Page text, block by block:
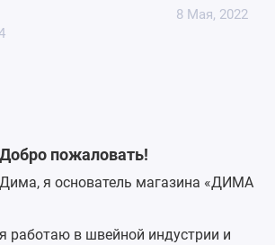
8 Мая, 2022
Добро пожаловать!
я основатель магазина «ДИМА
работаю в швейной индустрии и